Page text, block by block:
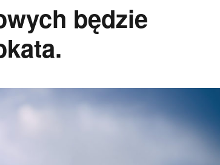
będzie